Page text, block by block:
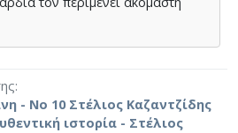
- Νο 10 Στέλιος Καζαντζίδης
ιστορία - Στέλιος